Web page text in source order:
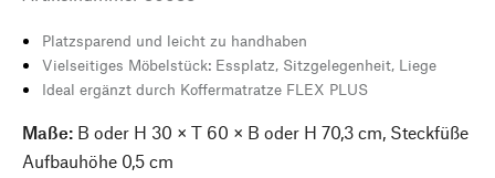
Platzsparend und leicht zu handhaben
Vielseitiges Möbelstück: Essplatz, Sitzgelegenheit, Liege
Ideal ergänzt durch Koffermatratze FLEX PLUS
Maße: B oder H 30 × T 60 × B oder H 70,3 cm, Steckfüße
Aufbauhöhe 0,5 cm